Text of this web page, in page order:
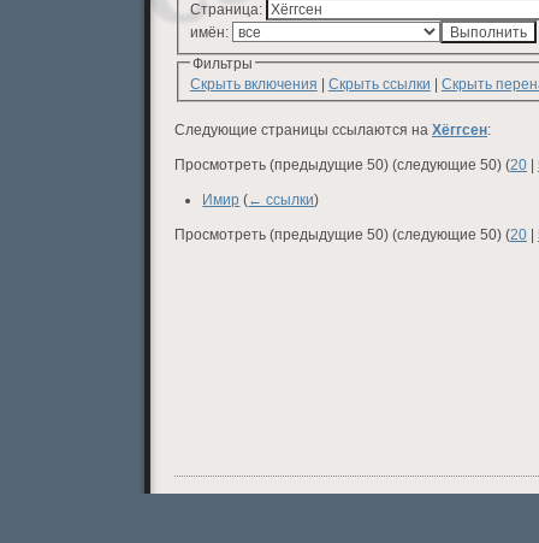
Страница:
имён:
Фильтры
Скрыть включения | Скрыть ссылки | Скрыть
Следующие страницы ссылаются на Хёггсен:
Просмотреть (предыдущие 50) (следующие 50) (20 |
Имир (← ссылки)
Просмотреть (предыдущие 50) (следующие 50) (20 |